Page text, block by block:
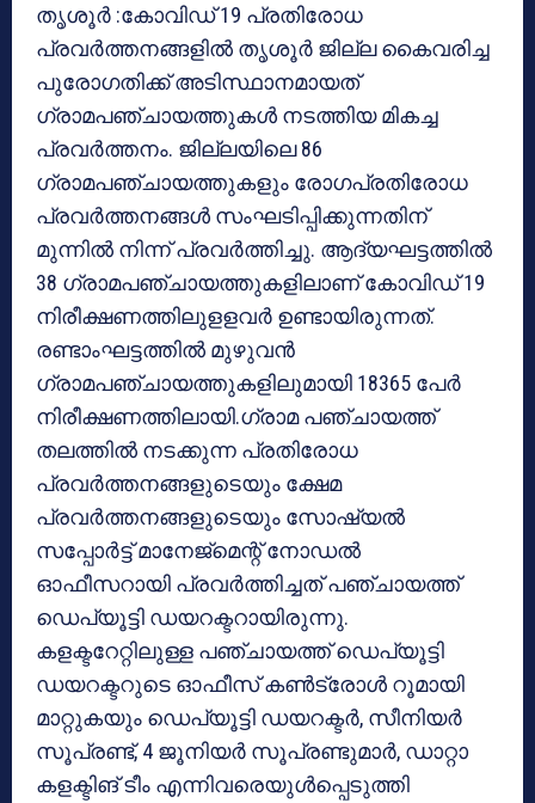
തൃശൂർ :കോവിഡ് 19 പ്രതിരോധ
പ്രവർത്തനങ്ങളിൽ തൃശൂർ ജില്ല കൈവരിച്ച
പുരോഗതിക്ക് അടിസ്ഥാനമായത്
ഗ്രാമപഞ്ചായത്തുകൾ നടത്തിയ മികച്ച
പ്രവർത്തനം. ജില്ലയിലെ 86
ഗ്രാമപഞ്ചായത്തുകളും രോഗപ്രതിരോധ
പ്രവർത്തനങ്ങൾ സംഘടിപ്പിക്കുന്നതിന്
മുന്നിൽ നിന്ന് പ്രവർത്തിച്ചു. ആദ്യഘട്ടത്തിൽ
38 ഗ്രാമപഞ്ചായത്തുകളിലാണ് കോവിഡ് 19
നിരീക്ഷണത്തിലുളളവർ ഉണ്ടായിരുന്നത്.
രണ്ടാംഘട്ടത്തിൽ മുഴുവൻ
ഗ്രാമപഞ്ചായത്തുകളിലുമായി 18365 പേർ
നിരീക്ഷണത്തിലായി.ഗ്രാമ പഞ്ചായത്ത്
തലത്തിൽ നടക്കുന്ന പ്രതിരോധ
പ്രവർത്തനങ്ങളുടെയും ക്ഷേമ
പ്രവർത്തനങ്ങളുടെയും സോഷ്യൽ
സപ്പോർട്ട് മാനേജ്മെന്റ് നോഡൽ
ഓഫീസറായി പ്രവർത്തിച്ചത് പഞ്ചായത്ത്
ഡെപ്യൂട്ടി ഡയറക്ടറായിരുന്നു.
കളക്ടറേറ്റിലുള്ള പഞ്ചായത്ത് ഡെപ്യൂട്ടി
ഡയറക്ടറുടെ ഓഫീസ് കൺട്രോൾ റൂമായി
മാറ്റുകയും ഡെപ്യൂട്ടി ഡയറക്ടർ, സീനിയർ
സൂപ്രണ്ട്, 4 ജൂനിയർ സൂപ്രണ്ടുമാർ, ഡാറ്റാ
കളക്ടിങ് ടീം എന്നിവരെയുൾപ്പെടുത്തി